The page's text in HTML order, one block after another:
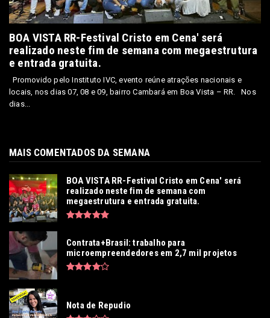
BOA VISTA RR-Festival Cristo em Cena' será
realizado neste fim de semana com megaestrutura
e entrada gratuita.
Promovido pelo Instituto IVC, evento reúne atrações nacionais e
locais, nos dias 07, 08 e 09, bairro Cambará em Boa Vista – RR. Nos
dias...
MAIS COMENTADOS DA SEMANA
BOA VISTA RR-Festival Cristo em Cena' será
realizado neste fim de semana com
megaestrutura e entrada gratuita.
Contrata+Brasil: trabalho para
microempreendedores em 2,7 mil projetos
Nota de Repudio